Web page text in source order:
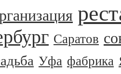
Саратов
Уфа фабрика